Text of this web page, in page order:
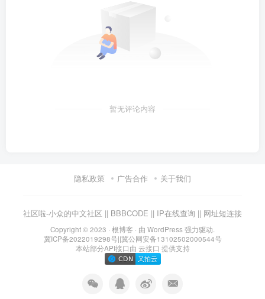
暂无评论内容
隐私政策 广告合作 关于我们
社区啦-小众的中文社区 || BBBCODE || IP在线查询 || 网址短连接
Copyright © 2023 · 根博客 · 由 WordPress 强力驱动.
冀ICP备2022019298号||冀公网安备13102502000544号
本站部分API接口由 云接口 提供支持